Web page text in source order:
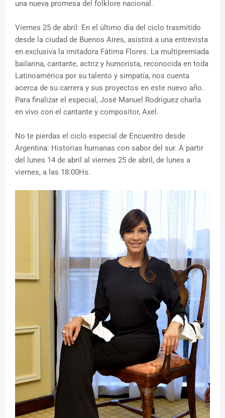
una nueva promesa del folklore nacional.
Viernes 25 de abril: En el último día del ciclo trasmitido
desde la ciudad de Buenos Aires, asistirá a una entrevista
en exclusiva la imitadora Fátima Flores. La multipremiada
bailarina, cantante, actriz y humorista, reconocida en toda
Latinoamérica por su talento y simpatía, nos cuenta
acerca de su carrera y sus proyectos en este nuevo año.
Para finalizar el especial, José Manuel Rodríguez charla
en vivo con el cantante y compositor, Axel.
No te pierdas el ciclo especial de Encuentro desde
Argentina: Historias humanas con sabor del sur. A partir
del lunes 14 de abril al viernes 25 de abril, de lunes a
viernes, a las 18:00Hs.